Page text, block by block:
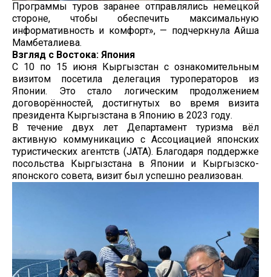
Программы туров заранее отправлялись немецкой
стороне, чтобы обеспечить максимальную
информативность и комфорт», — подчеркнула Айша
Мамбеталиева.
Взгляд с Востока: Япония
С 10 по 15 июня Кыргызстан с ознакомительным
визитом посетила делегация туроператоров из
Японии. Это стало логическим продолжением
договорённостей, достигнутых во время визита
президента Кыргызстана в Японию в 2023 году.
В течение двух лет Департамент туризма вёл
активную коммуникацию с Ассоциацией японских
туристических агентств (JATA). Благодаря поддержке
посольства Кыргызстана в Японии и Кыргызско-
японского совета, визит был успешно реализован.